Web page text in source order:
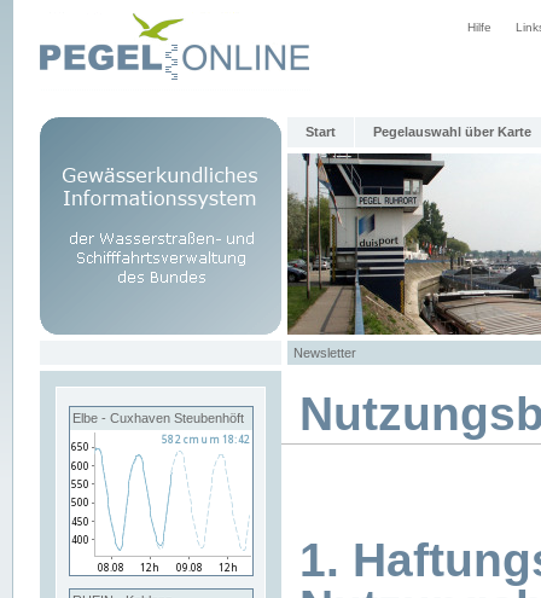
Hilfe
Start Pegelauswahl über Karte
Newsletter
Elbe - Cuxhaven Steubenhöft
1.